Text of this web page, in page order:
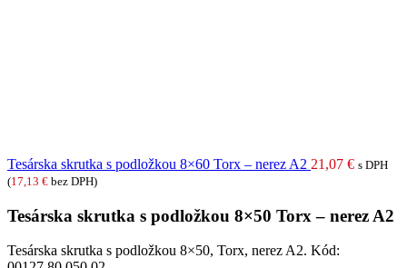
Tesárska skrutka s podložkou 8×60 Torx – nerez A2 21,07 € s DPH
(17,13 € bez DPH)
Tesárska skrutka s podložkou 8×50 Torx – nerez A2
Tesárska skrutka s podložkou 8×50, Torx, nerez A2. Kód: